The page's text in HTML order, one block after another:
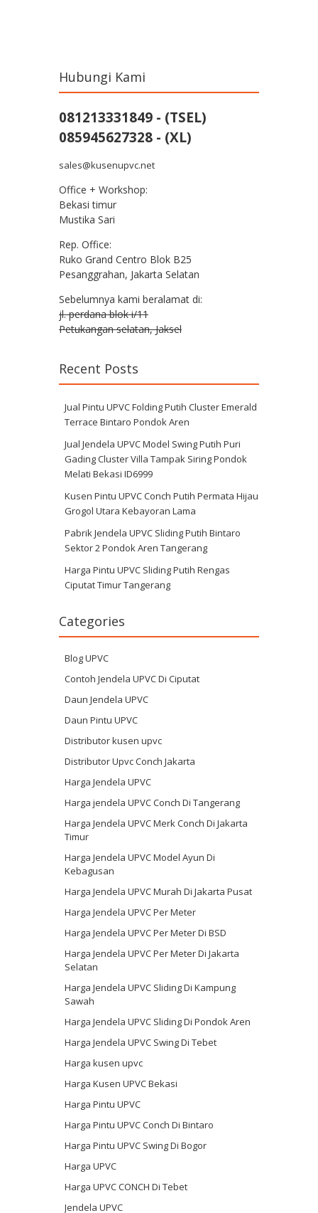
Hubungi Kami
081213331849 - (TSEL)
085945627328 - (XL)
sales@kusenupvc.net
Office + Workshop:
Bekasi timur
Mustika Sari
Rep. Office:
Ruko Grand Centro Blok B25
Pesanggrahan, Jakarta Selatan
Sebelumnya kami beralamat di:
jl. perdana blok i/11
Petukangan selatan, Jaksel
Recent Posts
Jual Pintu UPVC Folding Putih Cluster Emerald
Terrace Bintaro Pondok Aren
Jual Jendela UPVC Model Swing Putih Puri
Gading Cluster Villa Tampak Siring Pondok
Melati Bekasi ID6999
Kusen Pintu UPVC Conch Putih Permata Hijau
Grogol Utara Kebayoran Lama
Pabrik Jendela UPVC Sliding Putih Bintaro
Sektor 2 Pondok Aren Tangerang
Harga Pintu UPVC Sliding Putih Rengas
Ciputat Timur Tangerang
Categories
Blog UPVC
Contoh Jendela UPVC Di Ciputat
Daun Jendela UPVC
Daun Pintu UPVC
Distributor kusen upvc
Distributor Upvc Conch Jakarta
Harga Jendela UPVC
Harga jendela UPVC Conch Di Tangerang
Harga Jendela UPVC Merk Conch Di Jakarta
Timur
Harga Jendela UPVC Model Ayun Di
Kebagusan
Harga Jendela UPVC Murah Di Jakarta Pusat
Harga Jendela UPVC Per Meter
Harga Jendela UPVC Per Meter Di BSD
Harga Jendela UPVC Per Meter Di Jakarta
Selatan
Harga Jendela UPVC Sliding Di Kampung
Sawah
Harga Jendela UPVC Sliding Di Pondok Aren
Harga Jendela UPVC Swing Di Tebet
Harga kusen upvc
Harga Kusen UPVC Bekasi
Harga Pintu UPVC
Harga Pintu UPVC Conch Di Bintaro
Harga Pintu UPVC Swing Di Bogor
Harga UPVC
Harga UPVC CONCH Di Tebet
Jendela UPVC